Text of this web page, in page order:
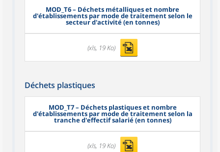
MOD_T6– Déchets métalliques et nombre
d'établissements par mode de traitement selon le
secteur d'activité (en tonnes)
(xls, 19 Ko)
Déchets plastiques
MOD_T7– Déchets plastiques et nombre
d'établissements par mode de traitement selon la
tranche d'effectif salarié (en tonnes)
(xls, 19 Ko)